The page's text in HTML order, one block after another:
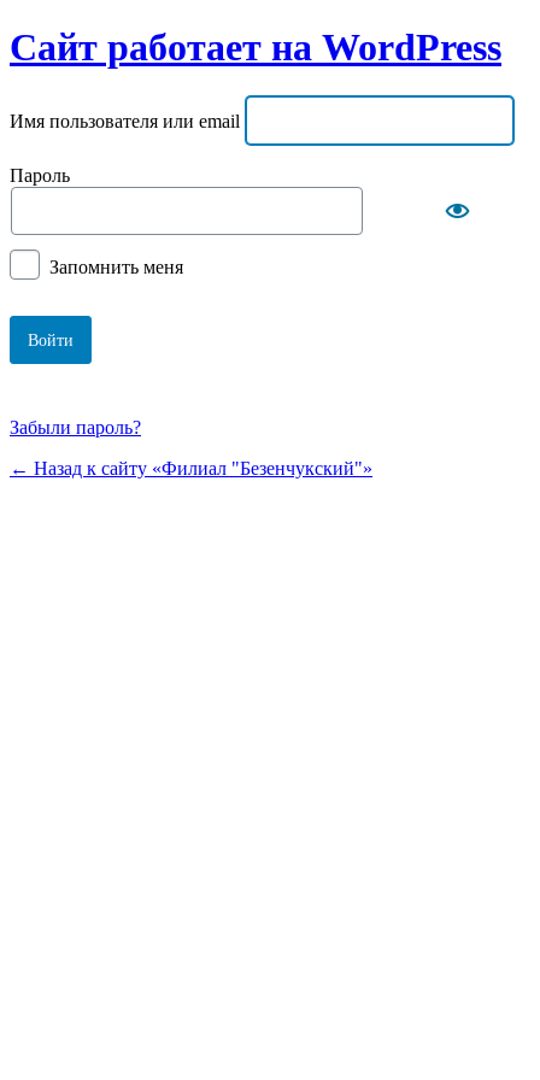
Сайт работает на WordPress
Имя пользователя или email
Пароль
Запомнить меня
Забыли пароль?
← Назад к сайту «Филиал "Безенчукский"»